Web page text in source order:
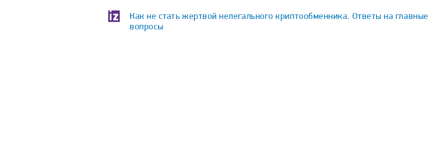
Как не стать жертвой нелегального криптообменника. Ответы на главные
вопросы